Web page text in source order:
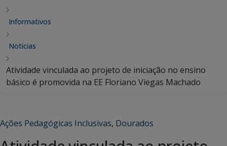
Informativos
Notícias
Atividade vinculada ao projeto de iniciação no ensino
básico é promovida na EE Floriano Viegas Machado
Ações Pedagógicas Inclusivas, Dourados